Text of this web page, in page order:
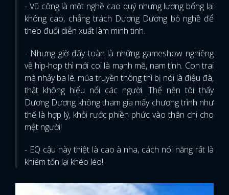
- Vũ công là một nghề cao quý nhưng lương bổng lại
không cao, chẳng trách Dương Dương bỏ nghề để
theo đuổi diễn xuất làm minh tinh.
- Nhưng giờ đây toàn là những gameshow nghiêng
về hip-hop thì mới coi là mạnh mẽ, nam tính. Con trai
mà nhảy ba lê, múa truyền thông thì bị nói là điệu đà,
thật không hiểu nổi các người. Thế nên tôi thấy
Dương Dương không tham gia mấy chương trình như
thế là hợp lý, khỏi rước phiền phức vào thân chi cho
mệt người!
- EQ cậu này thiệt là cao à nha, cách nói năng rất là
khiêm tốn lại khéo léo!